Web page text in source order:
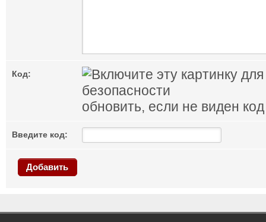
Код:
обновить, если не виден код
Введите код:
Добавить